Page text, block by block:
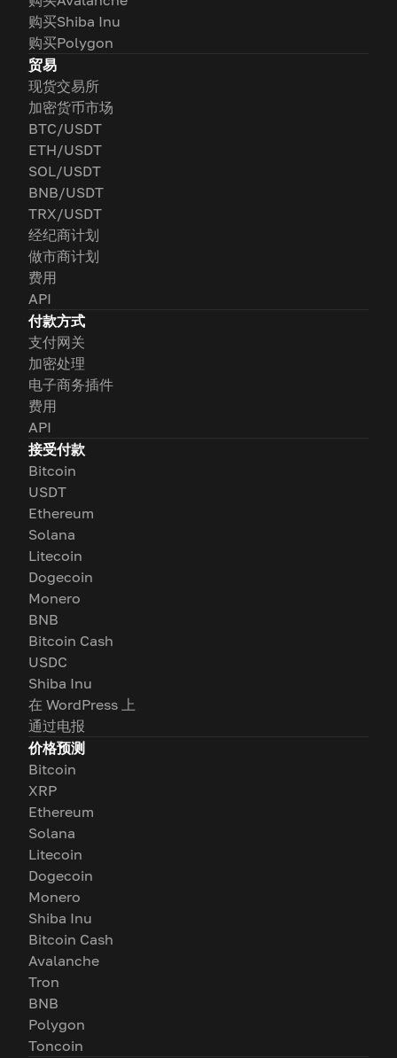
购买Shiba Inu
购买Polygon
贸易
现货交易所
加密货币市场
BTC/USDT
ETH/USDT
SOL/USDT
BNB/USDT
TRX/USDT
经纪商计划
做市商计划
费用
API
付款方式
支付网关
加密处理
电子商务插件
费用
API
接受付款
Bitcoin
USDT
Ethereum
Solana
Litecoin
Dogecoin
Monero
BNB
Bitcoin Cash
USDC
Shiba Inu
在 WordPress 上
通过电报
价格预测
Bitcoin
XRP
Ethereum
Solana
Litecoin
Dogecoin
Monero
Shiba Inu
Bitcoin Cash
Avalanche
Tron
BNB
Polygon
Toncoin